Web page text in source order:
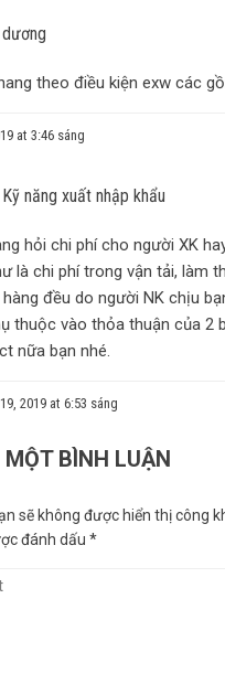
theo điều kiện exw các
at 3:46 sáng
Kỹ năng xuất nhập khẩu
hỏi chi phí cho người XK
là chi phí trong vận tải, làm
hàng đều do người NK chịu
thuộc vào thỏa thuận của 2
nữa bạn nhé.
2019 at 6:53 sáng
BÌNH LUẬN
sẽ không được hiển thị công
đánh dấu *